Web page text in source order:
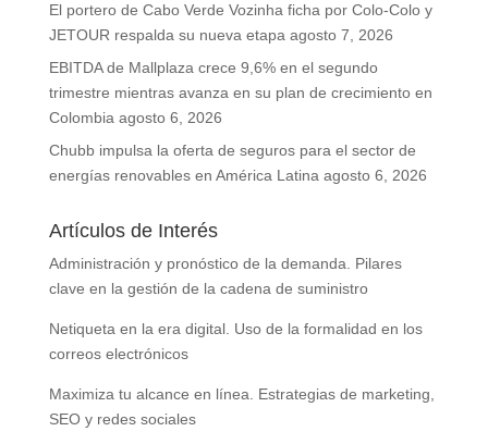
El portero de Cabo Verde Vozinha ficha por Colo-Colo y
JETOUR respalda su nueva etapa agosto 7, 2026
EBITDA de Mallplaza crece 9,6% en el segundo
trimestre mientras avanza en su plan de crecimiento en
Colombia agosto 6, 2026
Chubb impulsa la oferta de seguros para el sector de
energías renovables en América Latina agosto 6, 2026
Artículos de Interés
Administración y pronóstico de la demanda. Pilares
clave en la gestión de la cadena de suministro
Netiqueta en la era digital. Uso de la formalidad en los
correos electrónicos
Maximiza tu alcance en línea. Estrategias de marketing,
SEO y redes sociales